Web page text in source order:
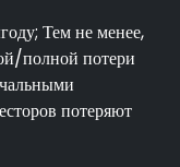
Тем не менее,
полной потери
потеряют